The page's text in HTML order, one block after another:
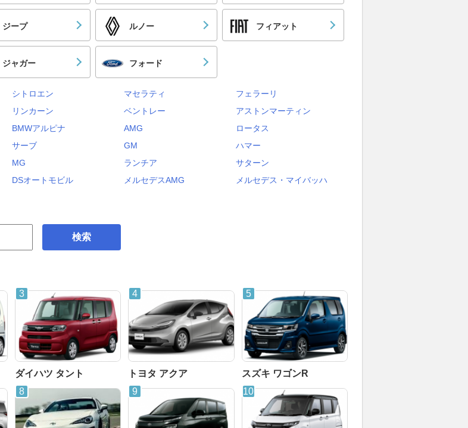
ジープ ルノー フィアット
ジャガー フォード
シトロエン マセラティ
フェラーリ
リンカーン ベントレー
アストンマーティン
BMWアルピナ AMG
ロータス
サーブ GM
ハマー
MG ランチア
サターン
DSオートモビル メルセデスAMG メルセデス・マイバッハ
検索
ダイハツ タント トヨタ アクア スズキ ワゴンR